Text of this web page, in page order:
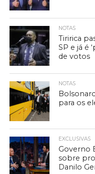
NOTAS
Tiririca
SP e já é
de votos
NOTAS
para os
EXCLUSIVAS
Governo
sobre
Danilo